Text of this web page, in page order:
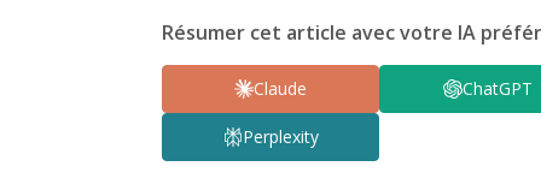
Résumer cet article avec votre IA
Claude ChatGPT
Perplexity